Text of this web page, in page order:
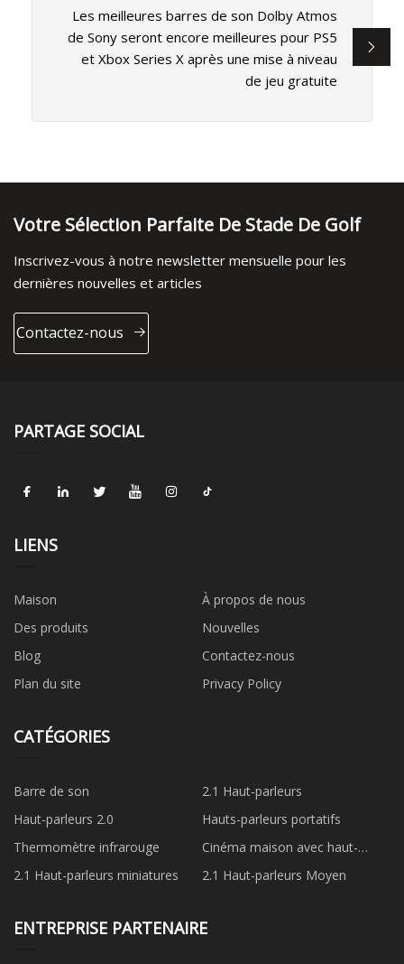
Les meilleures barres de son Dolby Atmos
de Sony seront encore meilleures pour PS5
et Xbox Series X après une mise à niveau
de jeu gratuite
Votre Sélection Parfaite De Stade De Golf
Inscrivez-vous à notre newsletter mensuelle pour les
dernières nouvelles et articles
Contactez-nous
PARTAGE SOCIAL
LIENS
Maison
À propos de nous
Des produits
Nouvelles
Blog
Contactez-nous
Plan du site
Privacy Policy
CATÉGORIES
Barre de son
2.1 Haut-parleurs
Haut-parleurs 2.0
Hauts-parleurs portatifs
Thermomètre infrarouge
Cinéma maison avec haut-
parleurs 3.1
2.1 Haut-parleurs miniatures 2.1 Haut-parleurs Moyen
ENTREPRISE PARTENAIRE